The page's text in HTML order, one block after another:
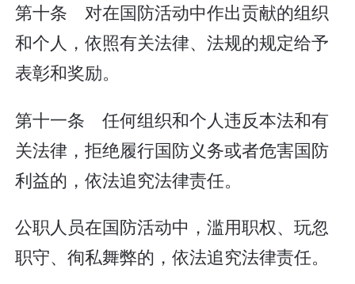
第十条 对在国防活动中作出贡献的组织
和个人，依照有关法律、法规的规定给予
表彰和奖励。
第十一条 任何组织和个人违反本法和有
关法律，拒绝履行国防义务或者危害国防
利益的，依法追究法律责任。
公职人员在国防活动中，滥用职权、玩忽
职守、徇私舞弊的，依法追究法律责任。